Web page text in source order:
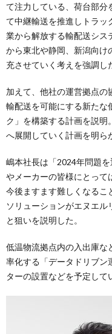
て注力している、荷台部分
て中継輸送を推進しトラ
業から解放する輸配送シス
から東北や静岡、新潟向け
充させていく考えを強調し
加えて、他社の運営拠点の
輸配送を可能にする新たな
ク」を構築する計画を説明
へ展開していく計画を明ら
嶋本社長は「2024年問題
やメーカーの皆様にとって
今後ますます難しくなるこ
ソリューションがエヌエル
と狙いを説明した。
低温物流拠点内の入出庫な
率化する「データドリブン
ターの設置などを予定して